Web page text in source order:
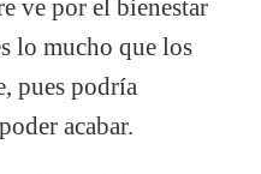
ve por el bienestar
lo mucho que los
pues podría
acabar.